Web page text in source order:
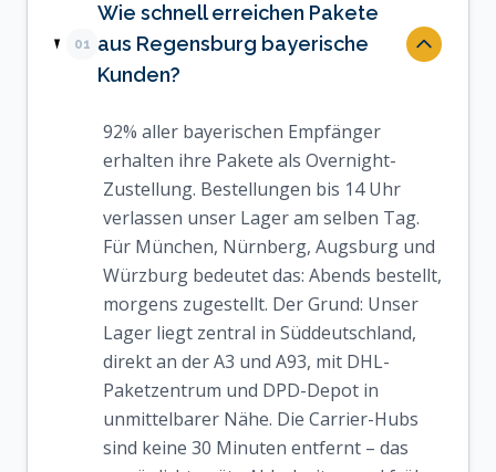
01
Wie schnell erreichen Pakete
aus Regensburg bayerische
Kunden?
92% aller bayerischen Empfänger
erhalten ihre Pakete als Overnight-
Zustellung. Bestellungen bis 14 Uhr
verlassen unser Lager am selben Tag.
Für München, Nürnberg, Augsburg und
Würzburg bedeutet das: Abends bestellt,
morgens zugestellt. Der Grund: Unser
Lager liegt zentral in Süddeutschland,
direkt an der A3 und A93, mit DHL-
Paketzentrum und DPD-Depot in
unmittelbarer Nähe. Die Carrier-Hubs
sind keine 30 Minuten entfernt – das